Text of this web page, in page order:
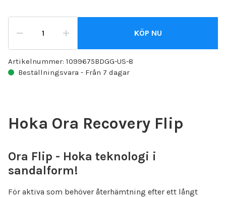
KÖP NU
Artikelnummer: 1099675BDGG-US-8
Beställningsvara - Från 7 dagar
Hoka Ora Recovery Flip
Ora Flip - Hoka teknologi i
sandalform!
För aktiva som behöver återhämtning efter ett långt